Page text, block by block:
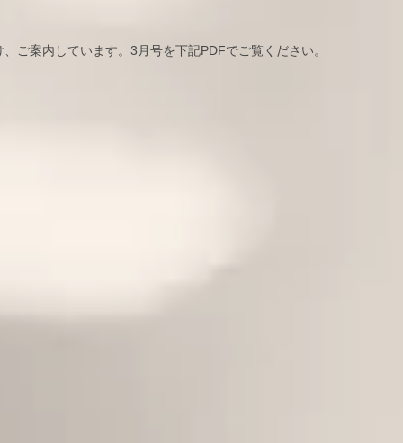
ご案内しています。3月号を下記PDFでご覧ください。